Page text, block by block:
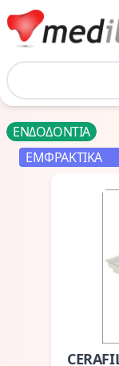
Home
ΕΝΔΟΔΟΝΤΙΑ
ΕΜΦΡΑΚΤΙΚΑ